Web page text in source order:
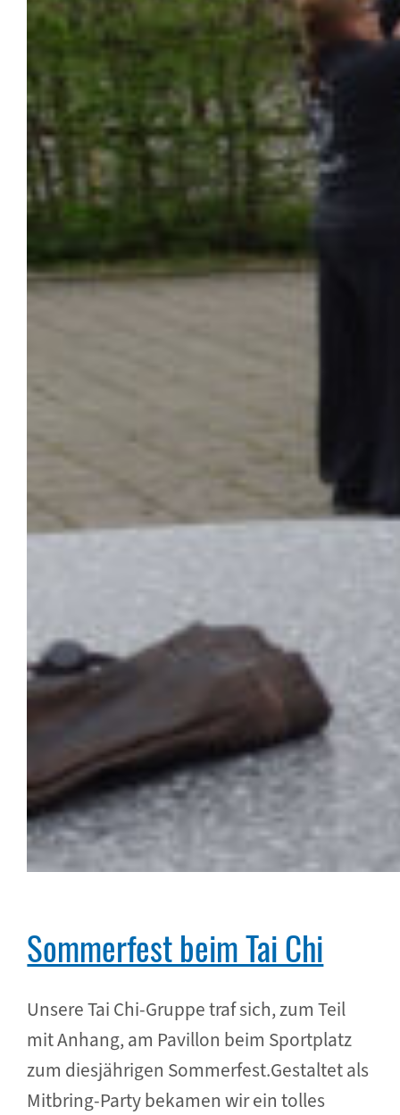
Sommerfest beim Tai Chi
Unsere Tai Chi-Gruppe traf sich, zum Teil
mit Anhang, am Pavillon beim Sportplatz
zum diesjährigen Sommerfest.Gestaltet als
Mitbring-Party bekamen wir ein tolles